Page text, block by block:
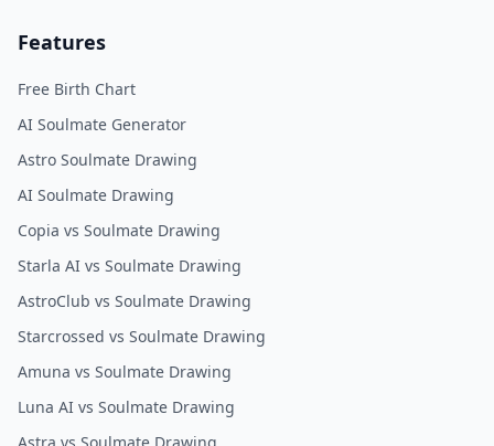
Features
Free Birth Chart
AI Soulmate Generator
Astro Soulmate Drawing
AI Soulmate Drawing
Copia vs Soulmate Drawing
Starla AI vs Soulmate Drawing
AstroClub vs Soulmate Drawing
Starcrossed vs Soulmate Drawing
Amuna vs Soulmate Drawing
Luna AI vs Soulmate Drawing